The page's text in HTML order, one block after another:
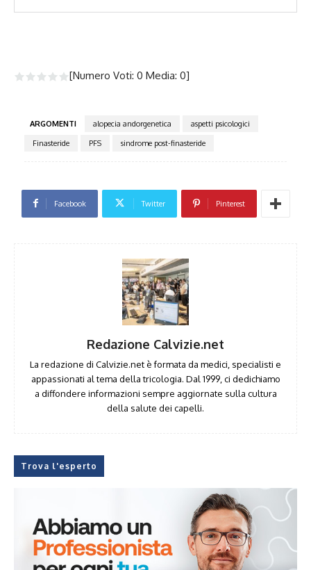
[Numero Voti: 0 Media: 0]
ARGOMENTI alopecia andorgenetica
aspetti psicologici
Finasteride
PFS sindrome post-finasteride
Facebook Twitter Pinterest
Redazione Calvizie.net
La redazione di Calvizie.net è formata da medici, specialisti e
appassionati al tema della tricologia. Dal 1999, ci dedichiamo
a diffondere informazioni sempre aggiornate sulla cultura
della salute dei capelli.
Trova l'esperto